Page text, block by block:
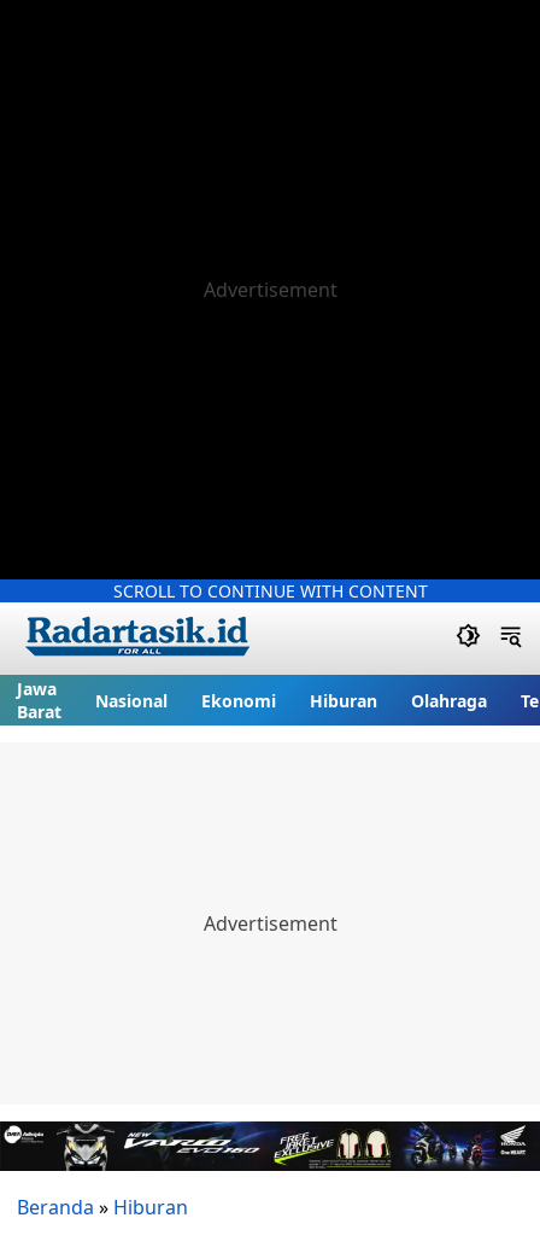
SCROLL TO CONTINUE WITH CONTENT
Jawa
Barat
Nasional Ekonomi Hiburan Olahraga
Beranda » Hiburan